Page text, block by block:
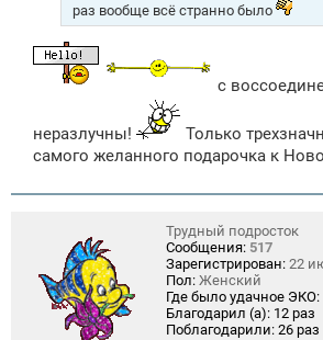
раз вообще всё странно было
с
неразлучны!
Только
самого желанного подарочка к
Трудный подросток
Сообщения: 517
Зарегистрирован: 22
Пол: Женский
Где было удачное ЭКО:
Благодарил (а): 12 раз
Поблагодарили: 26 раз